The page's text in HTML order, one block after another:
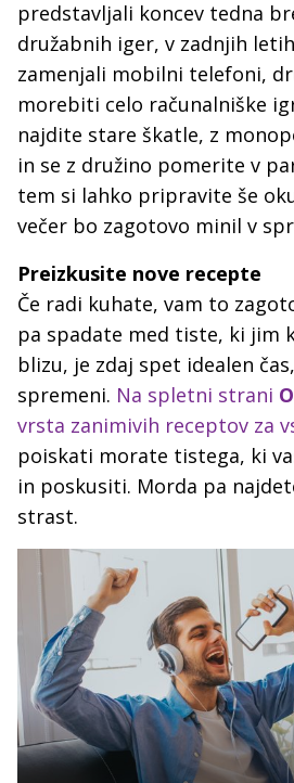
predstavljali koncev tedna
družabnih iger, v zadnjih
zamenjali mobilni telefoni,
morebiti celo računalniške
najdite stare škatle, z
in se z družino pomerite v
tem si lahko pripravite še
večer bo zagotovo minil v
Preizkusite nove recepte
Če radi kuhate, vam to
pa spadate med tiste, ki jim
blizu, je zdaj spet idealen
spremeni. Na spletni strani
vrsta zanimivih receptov za
poiskati morate tistega, ki
in poskusiti. Morda pa
strast.